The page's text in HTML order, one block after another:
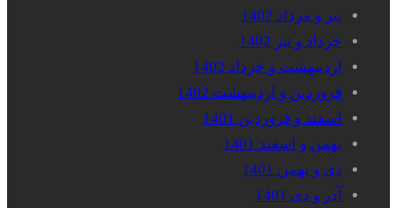
تیر و مرداد 1402
خرداد و تیر 1402
اردیبهشت و خرداد 1402
فروردین و اردیبهشت 1402
اسفند و فروردین 1401
بهمن و اسفند 1401
دی و بهمن 1401
آذر و دی 1401